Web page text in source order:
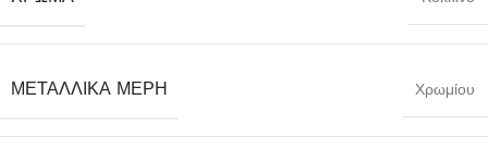
ΜΕΤΑΛΛΙΚΆ ΜΈΡΗ Χρωμίου